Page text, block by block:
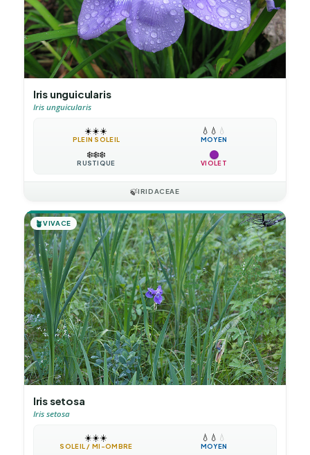
Iris unguicularis
Iris unguicularis
☀️☀️☀️
PLEIN SOLEIL
💧 💧 💧
MOYEN
❄️❄️❄️
RUSTIQUE VIOLET
🍃IRIDACEAE
🪴VIVACE
Iris setosa
Iris setosa
☀️☀️☀️
SOLEIL / MI-OMBRE
💧 💧 💧
MOYEN